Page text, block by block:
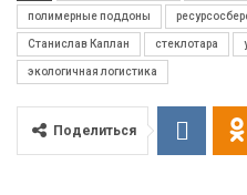
полимерные поддоны
Станислав Каплан стеклотара
экологичная логистика
Поделиться